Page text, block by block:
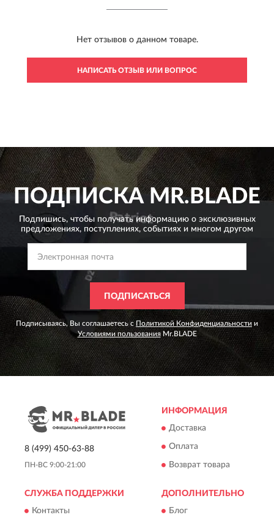
Нет отзывов о данном товаре.
НАПИСАТЬ ОТЗЫВ ИЛИ ВОПРОС
ПОДПИСКАMR.BLADE
Подпишись, чтобы получать информацию о эксклюзивных
предложениях, поступлениях, событиях и многом другом
ПОДПИСАТЬСЯ
Подписываясь, Вы соглашаетесь сПолитикой Конфиденциальности и
Условиями пользованияMr.BLADE
8 (499) 450-63-88
ПН-ВС 9:00-21:00
ИНФОРМАЦИЯ
Доставка
Оплата
Возврат товара
СЛУЖБА ПОДДЕРЖКИ
Контакты
ДОПОЛНИТЕЛЬНО
Блог